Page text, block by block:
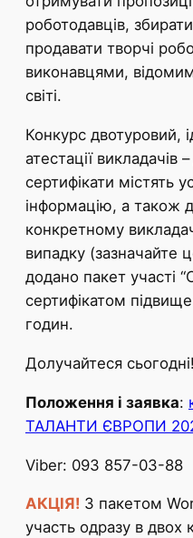
роботодавців, збирати
продавати творчі
виконавцями,
світі.
Конкурс двотуровий,
атестації викладачів
сертифікати містять
інформацію, а також
конкретному
випадку (зазначайте
додано пакет участі
сертифікатом
годин.
Долучайтеся сьогодні!
Положення і заявка:
ТАЛАНТИ ЄВРОПИ
Viber: 093 857-03-88
АКЦІЯ! З пакетом
участь одразу в двох